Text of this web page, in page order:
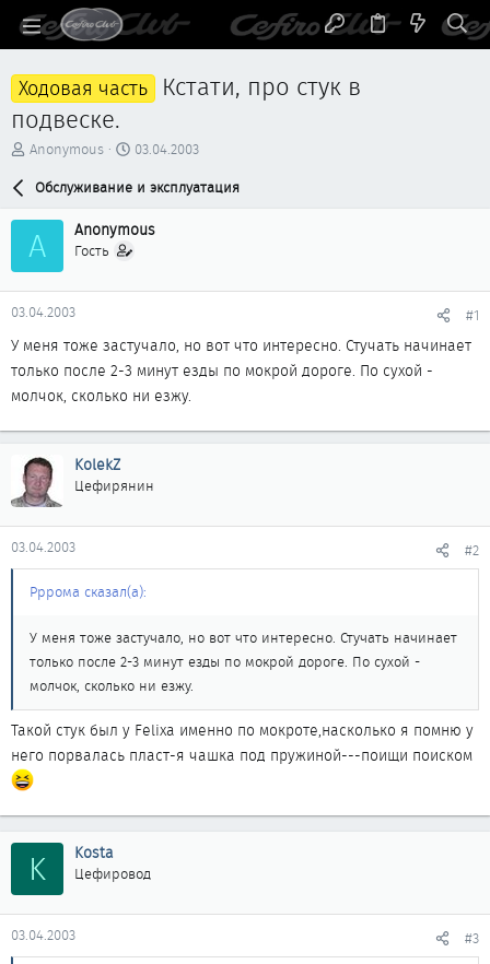
Ходовая часть Кстати, про стук в
подвеске.
А
р
т
м
ы
Anonymous
Д
т
н
а
03.04.2003
Обслуживание и эксплуатация
A Anonymous
Гость
03.04.2003 #1
У меня тоже застучало, но вот что интересно. Стучать начинает
только после 2-3 минут езды по мокрой дороге. По сухой -
молчок, сколько ни езжу.
KolekZ
Цефирянин
03.04.2003 #2
Рррома сказал(а):
У меня тоже застучало, но вот что интересно. Стучать начинает
только после 2-3 минут езды по мокрой дороге. По сухой -
молчок, сколько ни езжу.
Такой стук был у Felixa именно по мокроте,насколько я помню у
него порвалась пласт-я чашка под пружиной---поищи поиском
K Kosta
Цефировод
03.04.2003 #3